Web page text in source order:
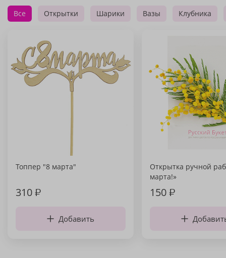
Все Открытки Шарики Вазы Клубника
Топпер "8 марта"
310₽
Добавить
Открытка ручной
марта!»
150₽